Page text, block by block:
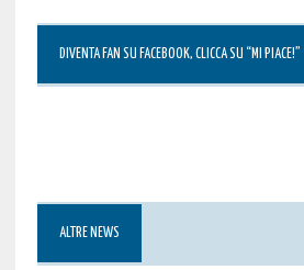
DIVENTA FAN SU FACEBOOK, CLICCA SU “MI PIACE!”
ALTRE NEWS